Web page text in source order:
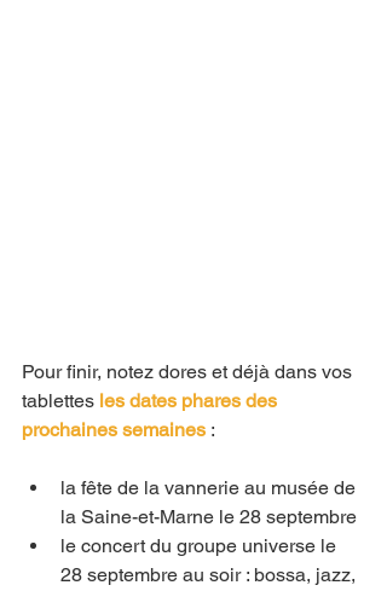
Pour finir, notez dores et déjà dans vos
tablettes les dates phares des
prochaines semaines :
la fête de la vannerie au musée de
la Saine-et-Marne le 28 septembre
le concert du groupe universe le
28 septembre au soir : bossa, jazz,